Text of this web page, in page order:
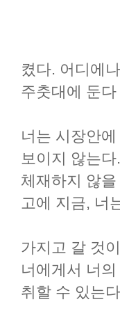
켰다. 어디에
주춧대에 둔다
너는 시장안
보이지 않는
체재하지 않
고에 지금, 너
가지고 갈 것
너에게서 너
취할 수 있는